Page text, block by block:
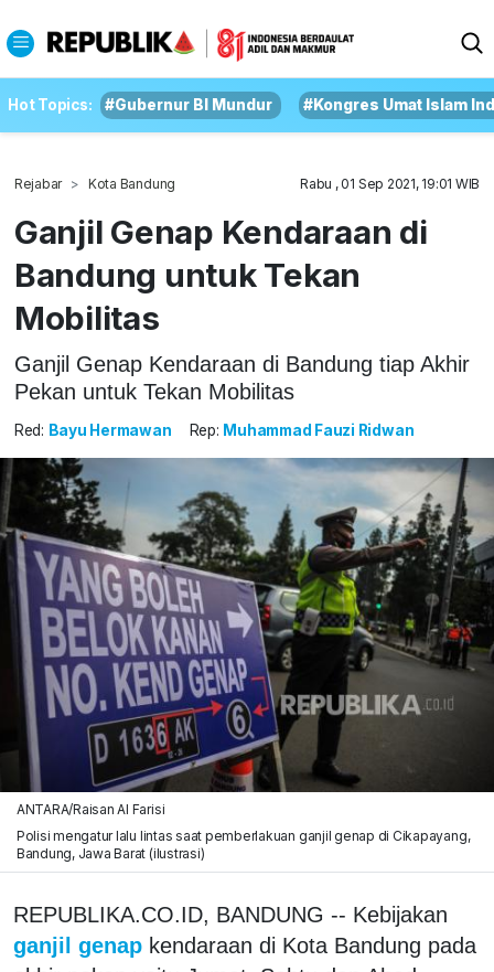
Hot Topics: #Gubernur BI Mundur #Kongres Umat Islam
Rejabar Kota Bandung Rabu , 01 Sep 2021, 19:01 WIB
Ganjil Genap Kendaraan di
Bandung untuk Tekan
Mobilitas
Ganjil Genap Kendaraan di Bandung tiap Akhir
Pekan untuk Tekan Mobilitas
Red: Bayu Hermawan Rep: Muhammad Fauzi Ridwan
ANTARA/Raisan Al Farisi
Polisi mengatur lalu lintas saat pemberlakuan ganjil genap di Cikapayang,
Bandung, Jawa Barat (ilustrasi)
REPUBLIKA.CO.ID, BANDUNG -- Kebijakan
ganjil genap kendaraan di Kota Bandung pada